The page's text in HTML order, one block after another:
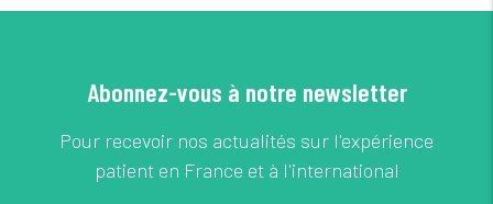
Abonnez-vous à notre newsletter
Pour recevoir nos actualités sur l'expérience
patient en France et à l'international